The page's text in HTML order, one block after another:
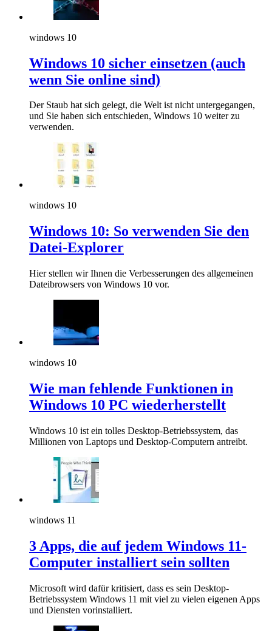
windows 10
Windows 10 sicher einsetzen (auch
wenn Sie online sind)
Der Staub hat sich gelegt, die Welt ist nicht untergegangen,
und Sie haben sich entschieden, Windows 10 weiter zu
verwenden.
windows 10
Windows 10: So verwenden Sie den
Datei-Explorer
Hier stellen wir Ihnen die Verbesserungen des allgemeinen
Dateibrowsers von Windows 10 vor.
windows 10
Wie man fehlende Funktionen in
Windows 10 PC wiederherstellt
Windows 10 ist ein tolles Desktop-Betriebssystem, das
Millionen von Laptops und Desktop-Computern antreibt.
windows 11
3 Apps, die auf jedem Windows 11-
Computer installiert sein sollten
Microsoft wird dafür kritisiert, dass es sein Desktop-
Betriebssystem Windows 11 mit viel zu vielen eigenen Apps
und Diensten vorinstalliert.